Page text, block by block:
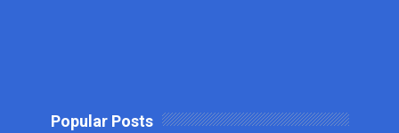
Popular Posts